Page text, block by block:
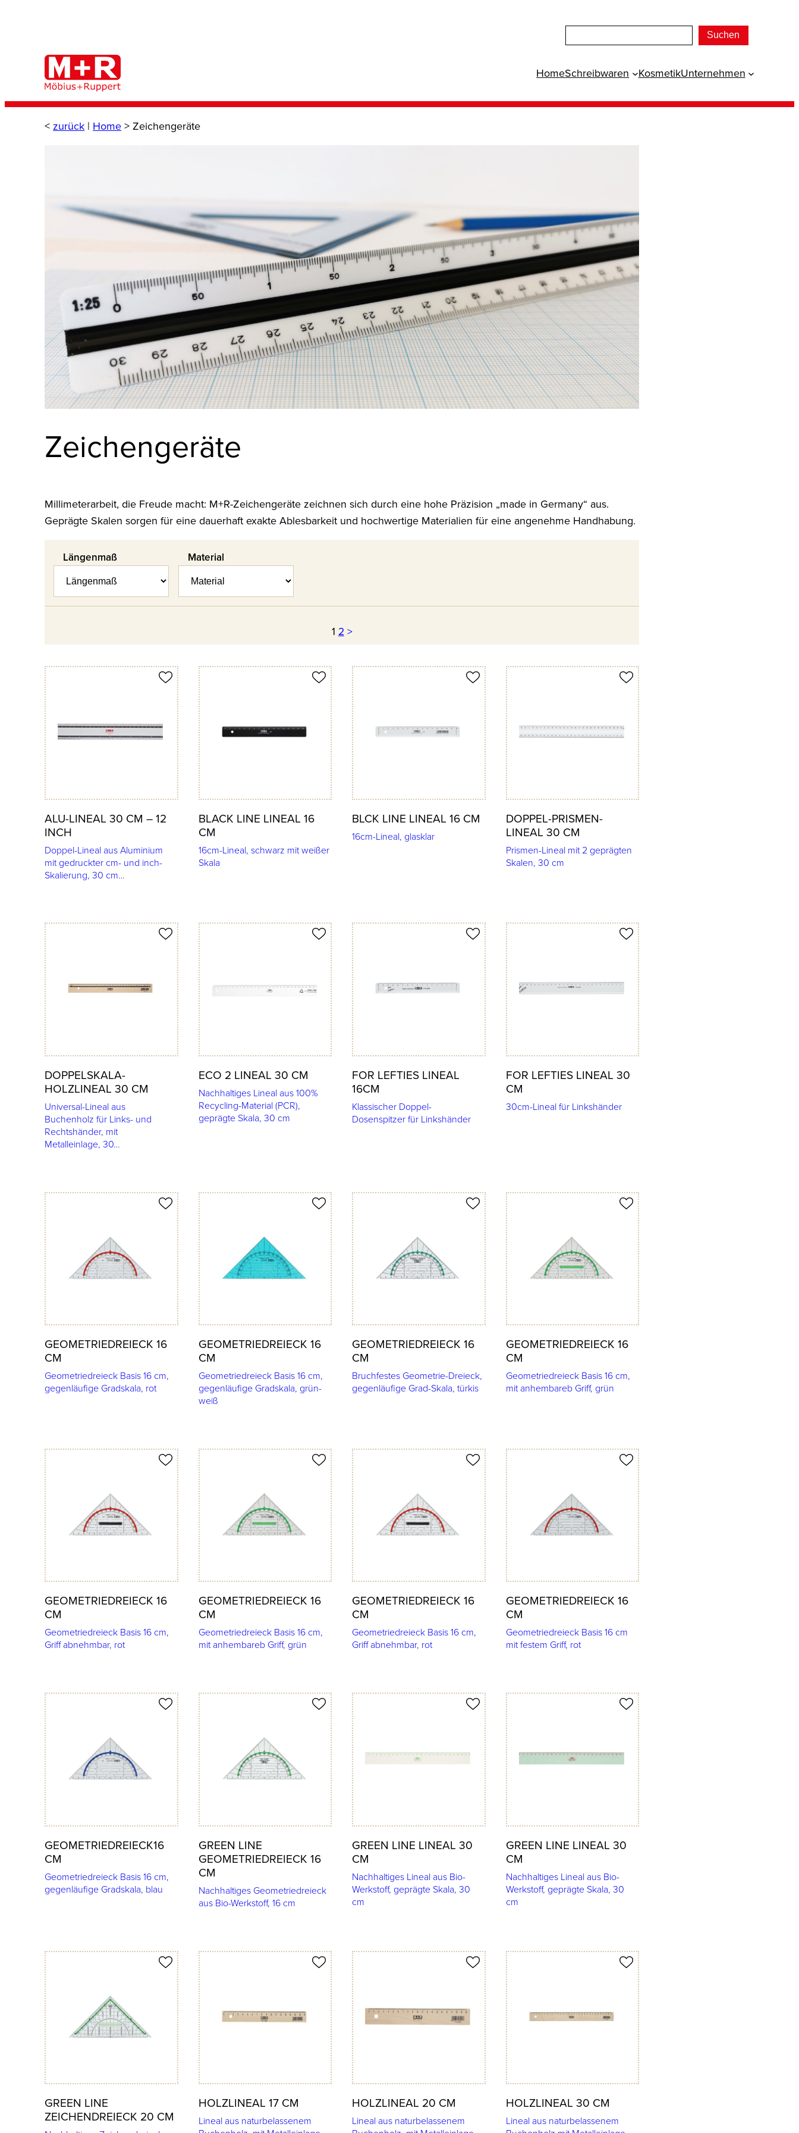
Suchen
HomeSchreibwaren KosmetikUnternehmen
< zurück | Home>Zeichengeräte
Zeichengeräte
Millimeterarbeit, die Freude macht: M+R-Zeichengeräte zeichnen sich durch eine hohe Präzision „made in Germany“ aus.
Geprägte Skalen sorgen für eine dauerhaft exakte Ablesbarkeit und hochwertige Materialien für eine angenehme Handhabung.
Längenmaß Material
1 2 >
ALU-LINEAL 30 CM – 12
INCH
Doppel-Lineal aus Aluminium
mit gedruckter cm- und inch-
Skalierung, 30 cm…
Produkt merken
BLACK LINE LINEAL 16
CM
16cm-Lineal, schwarz mit weißer
Skala
Produkt merken
BLCK LINE LINEAL 16 CM
16cm-Lineal, glasklar
Produkt merken
DOPPEL-PRISMEN-
LINEAL 30 CM
Prismen-Lineal mit 2 geprägten
Skalen, 30 cm
Produkt merken
DOPPELSKALA-
HOLZLINEAL 30 CM
Universal-Lineal aus
Buchenholz für Links- und
Rechtshänder, mit
Metalleinlage, 30…
Produkt merken
ECO 2 LINEAL 30 CM
Nachhaltiges Lineal aus 100%
Recycling-Material (PCR),
geprägte Skala, 30 cm
Produkt merken
FOR LEFTIES LINEAL
16CM
Klassischer Doppel-
Dosenspitzer für Linkshänder
Produkt merken
FOR LEFTIES LINEAL 30
CM
30cm-Lineal für Linkshänder
Produkt merken
GEOMETRIEDREIECK 16
CM
Geometriedreieck Basis 16 cm,
gegenläufige Gradskala, rot
Produkt merken
GEOMETRIEDREIECK 16
CM
Geometriedreieck Basis 16 cm,
gegenläufige Gradskala, grün-
weiß
Produkt merken
GEOMETRIEDREIECK 16
CM
Bruchfestes Geometrie-Dreieck,
gegenläufige Grad-Skala, türkis
Produkt merken
GEOMETRIEDREIECK 16
CM
Geometriedreieck Basis 16 cm,
mit anhembareb Griff, grün
Produkt merken
GEOMETRIEDREIECK 16
CM
Geometriedreieck Basis 16 cm,
Griff abnehmbar, rot
Produkt merken
GEOMETRIEDREIECK 16
CM
Geometriedreieck Basis 16 cm,
mit anhembareb Griff, grün
Produkt merken
GEOMETRIEDREIECK 16
CM
Geometriedreieck Basis 16 cm,
Griff abnehmbar, rot
Produkt merken
GEOMETRIEDREIECK 16
CM
Geometriedreieck Basis 16 cm
mit festem Griff, rot
Produkt merken
GEOMETRIEDREIECK16
CM
Geometriedreieck Basis 16 cm,
gegenläufige Gradskala, blau
Produkt merken
GREEN LINE
GEOMETRIEDREIECK 16
CM
Nachhaltiges Geometriedreieck
aus Bio-Werkstoff, 16 cm
Produkt merken
GREEN LINE LINEAL 30
CM
Nachhaltiges Lineal aus Bio-
Werkstoff, geprägte Skala, 30
cm
Produkt merken
GREEN LINE LINEAL 30
CM
Nachhaltiges Lineal aus Bio-
Werkstoff, geprägte Skala, 30
cm
Produkt merken
GREEN LINE
ZEICHENDREIECK 20 CM
Produkt merken
HOLZLINEAL 17 CM
Lineal aus naturbelassenem
Produkt merken
HOLZLINEAL 20 CM
Lineal aus naturbelassenem
Produkt merken
HOLZLINEAL 30 CM
Lineal aus naturbelassenem
Produkt merken